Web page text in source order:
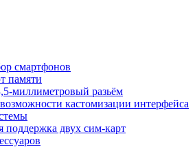
смартфонов
памяти
миллиметровый разьём
кастомизации интерфейса
поддержка двух сим-карт